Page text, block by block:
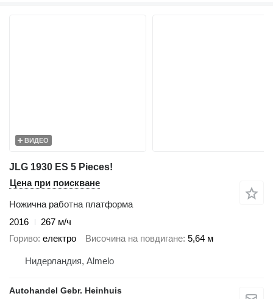
ВИДЕО
JLG 1930 ES 5 Pieces!
Цена при поискване
Ножична работна платформа
2016
267 м/ч
Гориво електро Височина на повдигане 5,64 м
Нидерландия, Almelo
Autohandel Gebr. Heinhuis